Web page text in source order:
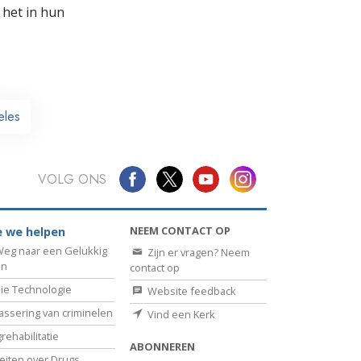
in hun
VOLG ONS
we helpen
naar een Gelukkig
Technologie
van criminelen
NEEM CONTACT OP
Zijn er vragen? Neem
contact op
Website feedback
Vind een Kerk
ABONNEREN